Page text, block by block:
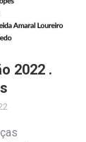
2022 .